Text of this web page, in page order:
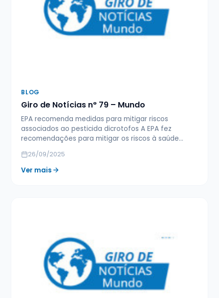
BLOG
Giro de Notícias n° 79 – Mundo
EPA recomenda medidas para mitigar riscos
associados ao pesticida dicrotofos A EPA fez
recomendações para mitigar os riscos à saúde…
26/09/2025
Ver mais